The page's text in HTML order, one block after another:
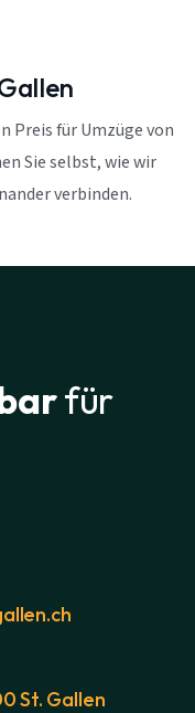
Preis für Umzüge von
Sie selbst, wie wir
verbinden.
für
St. Gallen